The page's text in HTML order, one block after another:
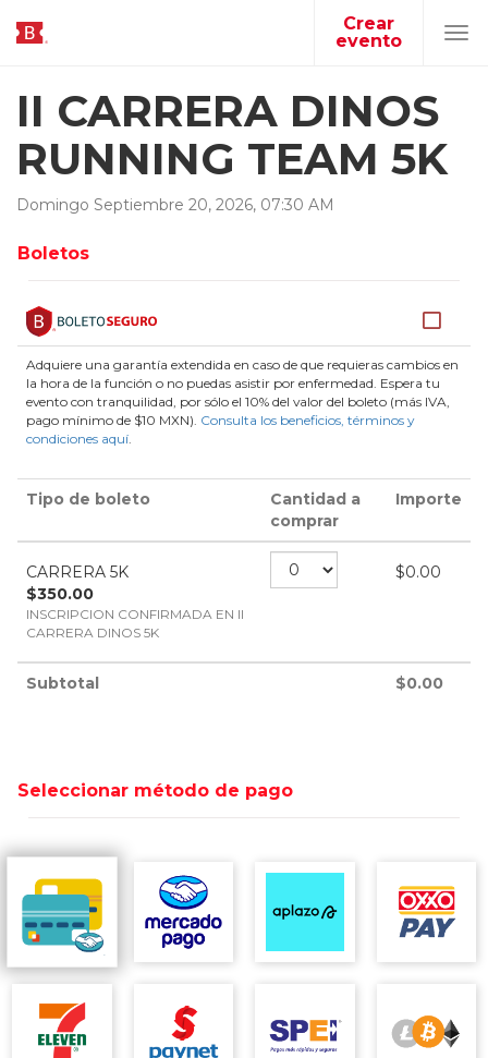
Crear
evento
II CARRERA DINOS
RUNNING TEAM 5K
Domingo Septiembre 20, 2026, 07:30 AM
Boletos
Adquiere una garantía extendida en caso de que requieras cambios en
la hora de la función o no puedas asistir por enfermedad. Espera tu
evento con tranquilidad, por sólo el 10% del valor del boleto (más IVA,
pago mínimo de $10 MXN). Consulta los beneficios, términos y
condiciones aquí.
Tipo de boleto
Cantidad a
comprar
Importe
CARRERA 5K
$350.00
INSCRIPCION CONFIRMADA EN II
CARRERA DINOS 5K
$0.00
Subtotal $0.00
Seleccionar método de pago